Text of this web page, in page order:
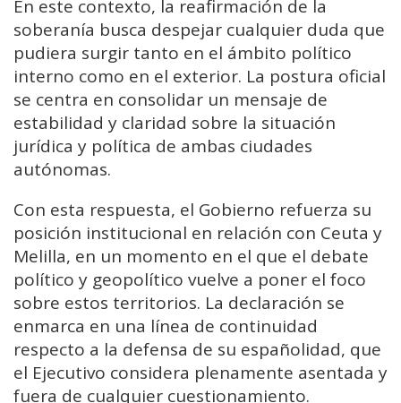
En este contexto, la reafirmación de la
soberanía busca despejar cualquier duda que
pudiera surgir tanto en el ámbito político
interno como en el exterior. La postura oficial
se centra en consolidar un mensaje de
estabilidad y claridad sobre la situación
jurídica y política de ambas ciudades
autónomas.
Con esta respuesta, el Gobierno refuerza su
posición institucional en relación con Ceuta y
Melilla, en un momento en el que el debate
político y geopolítico vuelve a poner el foco
sobre estos territorios. La declaración se
enmarca en una línea de continuidad
respecto a la defensa de su españolidad, que
el Ejecutivo considera plenamente asentada y
fuera de cualquier cuestionamiento.